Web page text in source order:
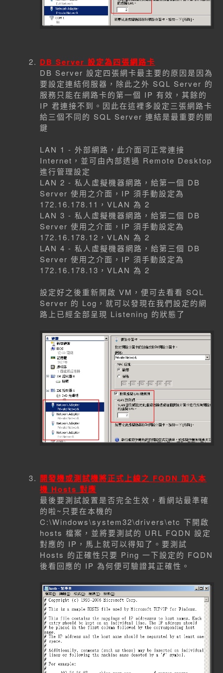
DB Server 設定為四張網路卡
DB Server 設定四張網卡最主要的原因是因為
要設定連結伺服器，除此之外 SQL Server 的
服務只能在網路卡的第一個 IP 有效，其餘的
IP 君連接不到。因此在這裡多設定三張網路卡
給三個不同的 SQL Server 連結是最重要的關
鍵
LAN 1 - 外部網路，此介面可正常連接
Internet，並可由內部透過 Remote Desktop
進行管理設定
LAN 2 - 私人虛擬機器網路，給第一個 DB
Server 使用之介面，IP 須手動設定為
172.16.178.11，VLAN 為 2
LAN 3 - 私人虛擬機器網路，給第二個 DB
Server 使用之介面，IP 須手動設定為
172.16.178.12，VLAN 為 2
LAN 4 - 私人虛擬機器網路，給第三個 DB
Server 使用之介面，IP 須手動設定為
172.16.178.13，VLAN 為 2
設定好之後重新開啟 VM，便可去看看 SQL
Server 的 Log，就可以發現在我們設定的網
路上已經全部呈現 Listening 的狀態了
開發機或測試機將正式上線之 FQDN 加入本
機 Hosts 對應
最後要測試設置是否完全生效，看網站最準確
的啦~只要在本機的
C:\Windows\system32\drivers\etc 下開啟
hosts 檔案，並將要測試的 URL FQDN 設定
對應的 IP，馬上就可以得知了。要測試
Hosts 的正確性只要 Ping 一下設定的 FQDN
後看回應的 IP 為何便可驗證其正確性。